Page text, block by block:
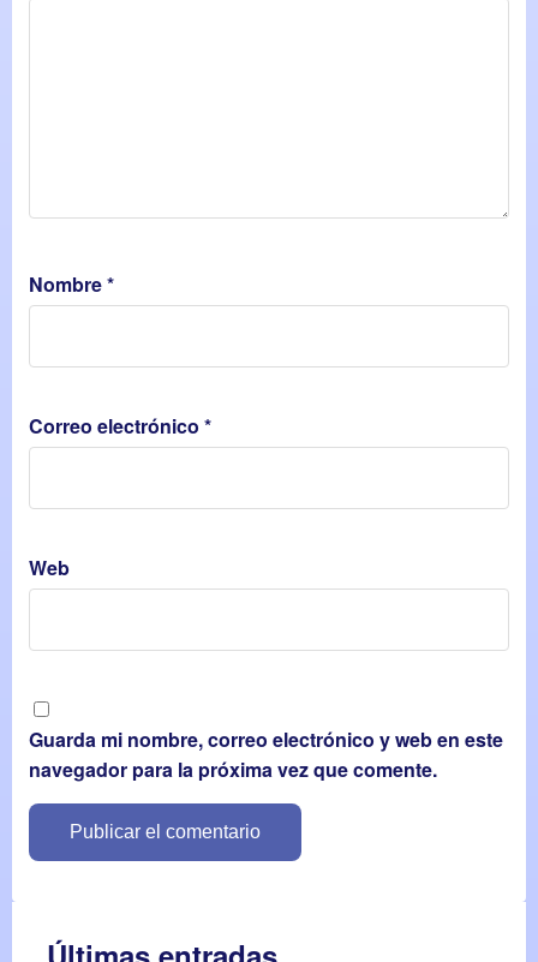
Nombre*
Correo electrónico *
Web
Guarda mi nombre, correo electrónico y web en este
navegador para la próxima vez que comente.